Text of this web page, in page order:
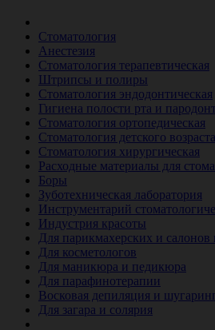
Стоматология
Анестезия
Стоматология терапевтическая
Штрипсы и полиры
Стоматология эндодонтическая
Гигиена полости рта и
Стоматология ортопедическая
Стоматология детского
Стоматология хирургическая
Расходные материалы для
Боры
Зуботехническая лаборатория
Инструментарий
Индустрия красоты
Для парикмахерских и салонов
Для косметологов
Для маникюра и педикюра
Для парафинотерапии
Восковая депиляция и
Для загара и солярия